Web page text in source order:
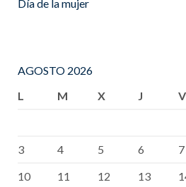
Día de la mujer
AGOSTO 2026
L
M X J V
3
4 5 6 7
10
11 12 13